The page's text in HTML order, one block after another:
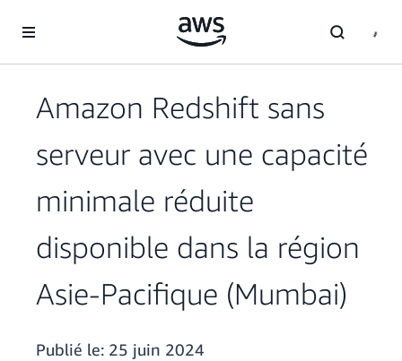
Amazon Redshift sans
serveur avec une capacité
minimale réduite
disponible dans la région
Asie-Pacifique (Mumbai)
Publié le: 25 juin 2024